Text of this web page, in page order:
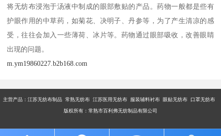
将无纺布浸泡于汤液中制成的眼部敷贴的产品。药物一般都是些有
护眼作用的中草药，如菊花、决明子、丹参等，为了产生清凉的感
受，往往会加入一些薄荷、冰片等。药物通过眼部吸收，改善眼睛
出现的问题。
m.ym19860227.b2b168.com
主营产品：江苏无纺布制品 常熟无纺布 江苏医用无纺布 服装辅料衬布 眼贴无纺布 口罩无纺布
版权所有：常熟市百利弗无纺制品有限公司